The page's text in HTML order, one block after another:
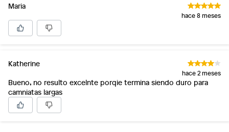
Maria
hace 8 meses
Katherine
hace 2 meses
Bueno, no resulto excelnte porqie termina siendo duro para
camniatas largas